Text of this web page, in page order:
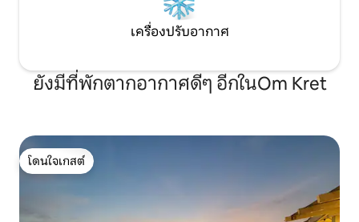
เครื่องปรับอากาศ
ยังมีที่พักตากอากาศดีๆ อีกในOm Kret
โดนใจเกสต์
โดนใจเกสต์